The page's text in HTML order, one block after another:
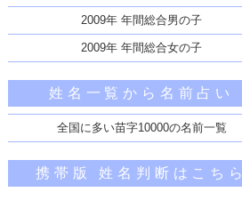
2009年 年間総合男の子
2009年 年間総合女の子
姓名一覧から名前占い
全国に多い苗字10000の名前一覧
携帯版 姓名判断はこちら